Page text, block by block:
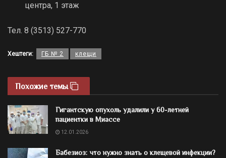
центра, 1 этаж
Тел. 8 (3513) 527-770
Хештеги: ГБ № 2 клещи
Похожие темы
Гигантскую опухоль удалили у 60-летней
пациентки в Миассе
12.01.2026
Бабезиоз: что нужно знать о клещевой инфекции?